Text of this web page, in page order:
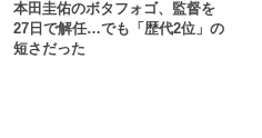
本田圭佑のボタフォゴ、監督を
27日で解任…でも「歴代2位」の
短さだった